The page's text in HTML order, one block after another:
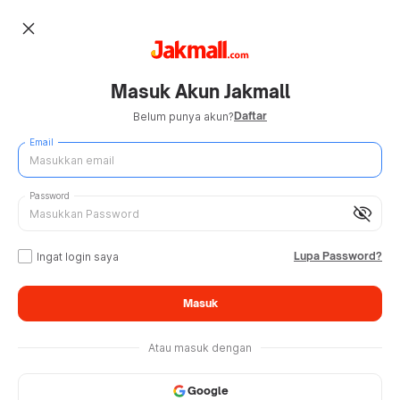
close
Masuk Akun Jakmall
Belum punya akun?Daftar
Email
visibility_off
Password
Ingat login saya Lupa Password?
Masuk
Atau masuk dengan
Google